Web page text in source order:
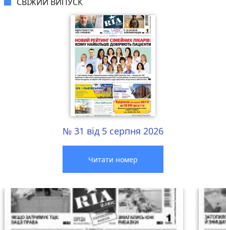
СВІЖИЙ ВИПУСК
№ 31 від 5 серпня 2026
Читати номер